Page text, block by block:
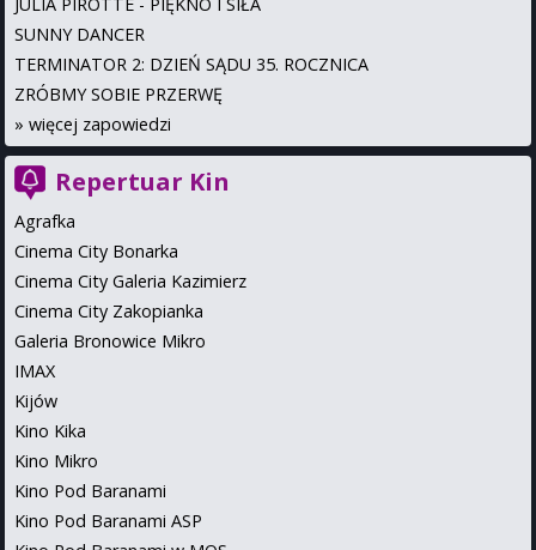
SUNNY DANCER
TERMINATOR 2: DZIEŃ SĄDU 35. ROCZNICA
ZRÓBMY SOBIE PRZERWĘ
» więcej zapowiedzi
Repertuar Kin
Agrafka
Cinema City Bonarka
Cinema City Galeria Kazimierz
Cinema City Zakopianka
Galeria Bronowice Mikro
IMAX
Kijów
Kino Kika
Kino Mikro
Kino Pod Baranami
Kino Pod Baranami ASP